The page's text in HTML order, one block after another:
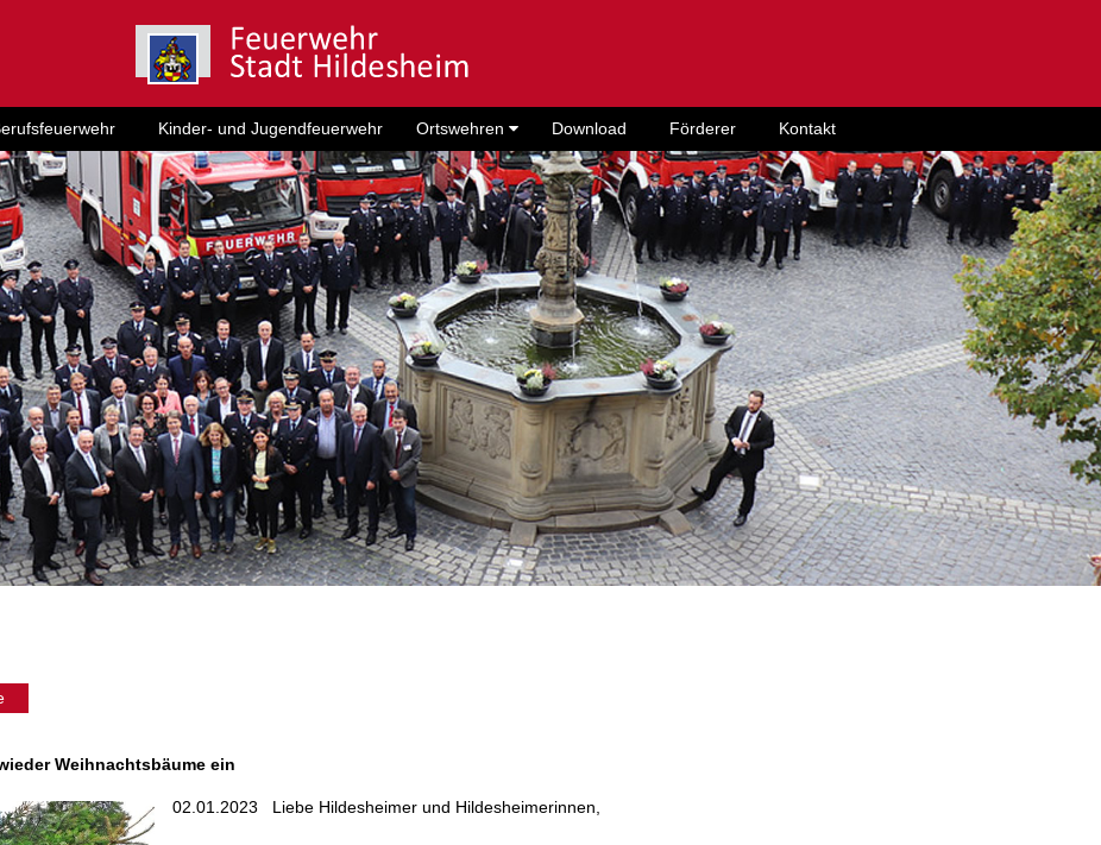
Kinder- und Jugendfeuerwehr Ortswehren Download Förderer Kontakt
Weihnachtsbäume ein
02.01.2023 Liebe Hildesheimer und Hildesheimerinnen,